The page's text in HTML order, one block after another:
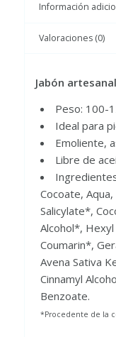
Información
Valoraciones (0)
Jabón
Peso: 100-
Ideal para
Emoliente,
Libre de
Cocoate,
Salicylate*,
Alcohol*,
Coumarin*,
Avena Sativa
Cinnamyl
Benzoate.
*Procedente de la